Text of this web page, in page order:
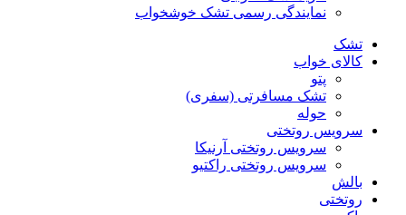
نمایندگی رسمی تشک خوشخواب
تشک
کالای خواب
پتو
تشک مسافرتی (سفری)
حوله
سرویس روتختی
سرویس روتختی آرنیکا
سرویس روتختی راکتیو
بالش
روتختی